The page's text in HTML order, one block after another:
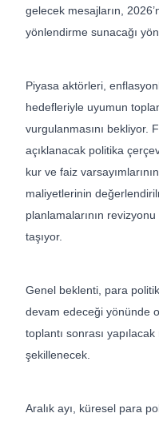
gelecek mesajların,
yönlendirme sunacağı
Piyasa aktörleri,
hedefleriyle uyumun
vurgulanmasını bekliyor.
açıklanacak politika
kur ve faiz
maliyetlerinin
planlamalarının
taşıyor.
Genel beklenti, para
devam edeceği yönünde
toplantı sonrası
şekillenecek.
Aralık ayı, küresel para